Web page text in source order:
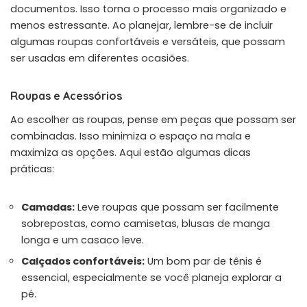
documentos. Isso torna o processo mais organizado e
menos estressante. Ao planejar, lembre-se de incluir
algumas roupas confortáveis e versáteis, que possam
ser usadas em diferentes ocasiões.
Roupas e Acessórios
Ao escolher as roupas, pense em peças que possam ser
combinadas. Isso minimiza o espaço na mala e
maximiza as opções. Aqui estão algumas dicas
práticas:
Camadas: Leve roupas que possam ser facilmente
sobrepostas, como camisetas, blusas de manga
longa e um casaco leve.
Calçados confortáveis: Um bom par de tênis é
essencial, especialmente se você planeja explorar a
pé.